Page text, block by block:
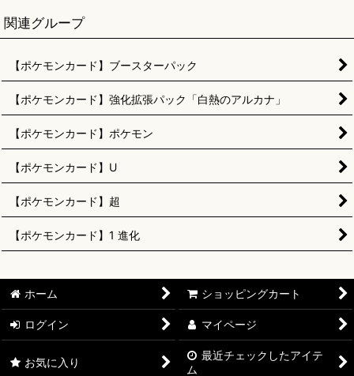
関連グループ
【ポケモンカード】ブースターパック
【ポケモンカード】強化拡張パック「白熱のアルカナ」
【ポケモンカード】ポケモン
【ポケモンカード】U
【ポケモンカード】超
【ポケモンカード】1 進化
ホーム ショッピングカート
ログイン マイページ
お気に入り
最近チェックしたアイテ
ム